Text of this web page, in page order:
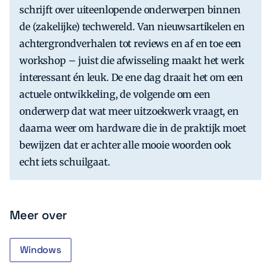
schrijft over uiteenlopende onderwerpen binnen
de (zakelijke) techwereld. Van nieuwsartikelen en
achtergrondverhalen tot reviews en af en toe een
workshop – juist die afwisseling maakt het werk
interessant én leuk. De ene dag draait het om een
actuele ontwikkeling, de volgende om een
onderwerp dat wat meer uitzoekwerk vraagt, en
daarna weer om hardware die in de praktijk moet
bewijzen dat er achter alle mooie woorden ook
echt iets schuilgaat.
Meer over
Windows